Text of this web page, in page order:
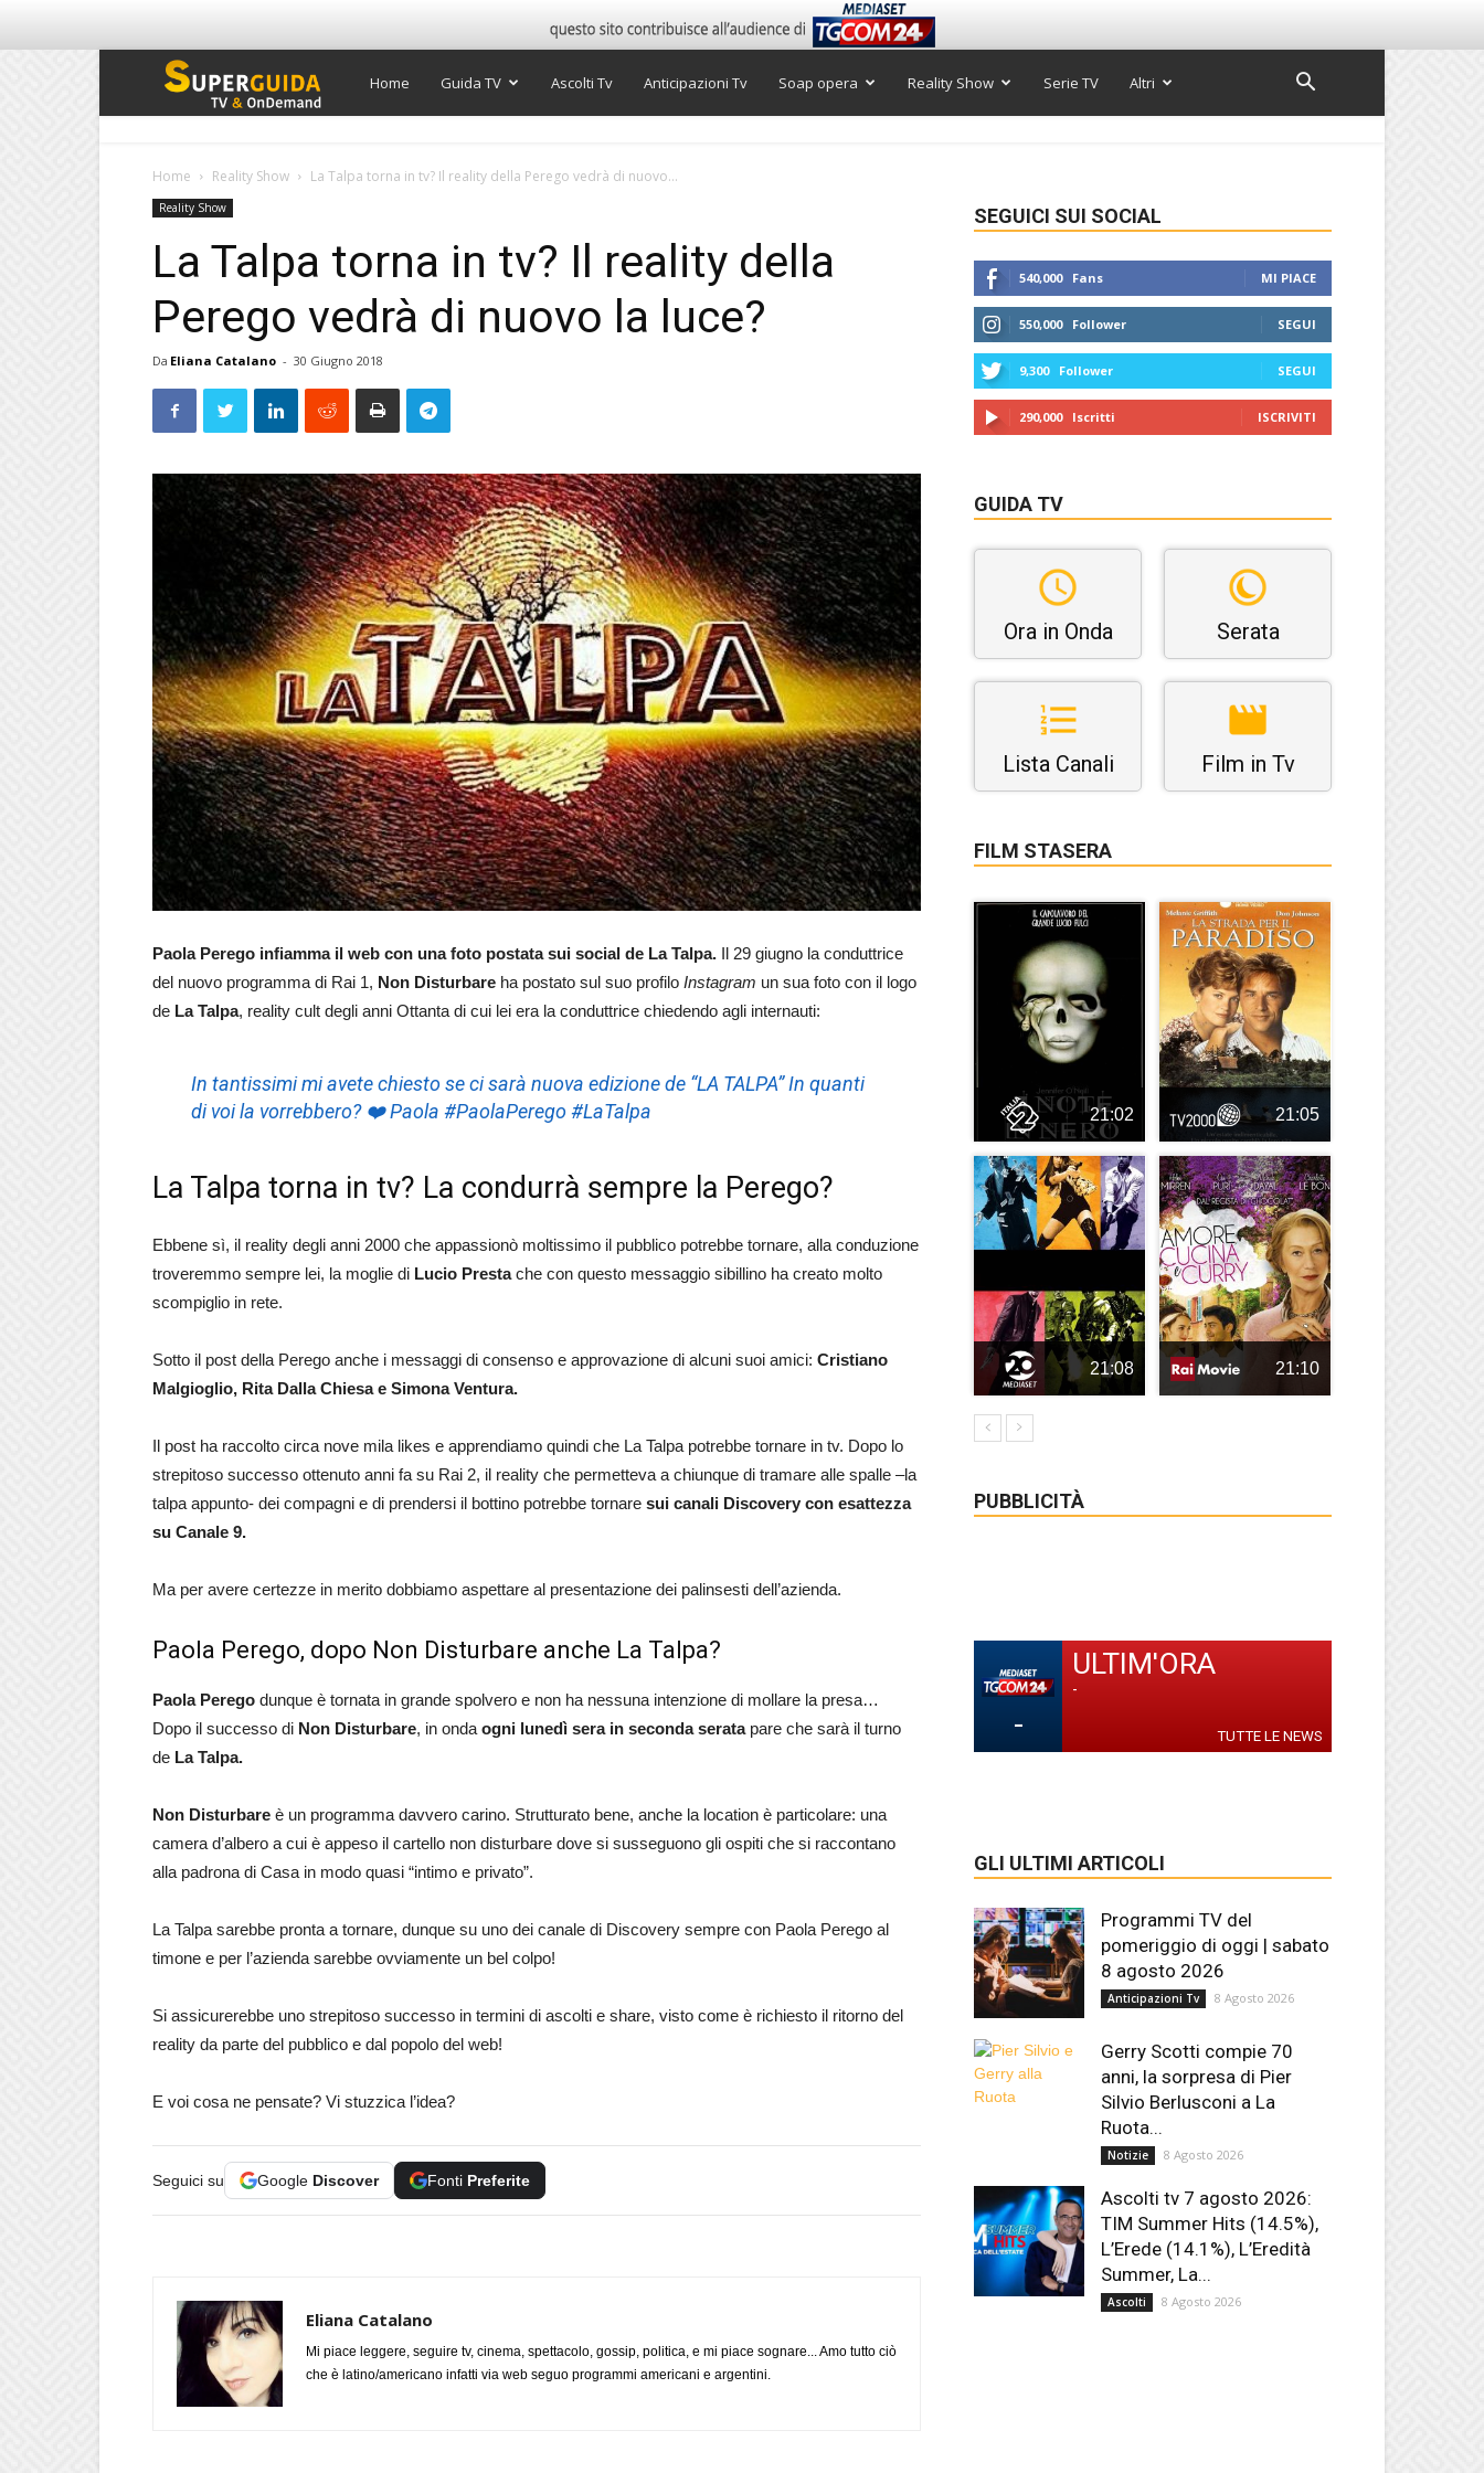
Super
Home Guida TV Ascolti Tv Anticipazioni Tv Soap opera Reality Show Serie TV Altri
Home Reality Show La Talpa torna in tv? Il reality della Perego vedrà di nuovo...
Reality Show
La Talpa torna in tv? Il reality della
Perego vedrà di nuovo la luce?
Da Eliana Catalano - 30 Giugno 2018
Paola Perego infiamma il web con una foto postata sui social de La Talpa. Il 29 giugno la conduttrice
del nuovo programma di Rai 1, Non Disturbare ha postato sul suo profilo Instagram un sua foto con il logo
de La Talpa, reality cult degli anni Ottanta di cui lei era la conduttrice chiedendo agli internauti:
In tantissimi mi avete chiesto se ci sarà nuova edizione de “LA TALPA”In quanti
di voi la vorrebbero? ❤Paola #PaolaPerego #LaTalpa
La Talpa torna in tv? La condurrà sempre la Perego?
Ebbene sì, il reality degli anni 2000 che appassionò moltissimo il pubblico potrebbe tornare, alla conduzione
troveremmo sempre lei, la moglie di Lucio Prestache con questo messaggio sibillino ha creato molto
scompiglio in rete.
Sotto il post della Perego anche i messaggi di consenso e approvazione di alcuni suoi amici: Cristiano
Malgioglio, Rita Dalla Chiesa e Simona Ventura.
Il post ha raccolto circa nove mila likes e apprendiamo quindi che La Talpa potrebbe tornare in tv. Dopo lo
strepitoso successo ottenuto anni fa su Rai 2, il reality che permetteva a chiunque di tramare alle spalle –la
talpa appunto- dei compagni e di prendersi il bottino potrebbe tornare sui canali Discovery con esattezza
su Canale 9.
Ma per avere certezze in merito dobbiamo aspettare al presentazione dei palinsesti dell’azienda.
Paola Perego, dopo Non Disturbare anche La Talpa?
Paola Perego dunque è tornata in grande spolvero e non ha nessuna intenzione di mollare la presa…
Dopo il successo di Non Disturbare, in onda ogni lunedì sera in seconda seratapare che sarà il turno
de La Talpa.
Non Disturbare è un programma davvero carino. Strutturato bene, anche la location è particolare: una
camera d’albero a cui è appeso il cartello non disturbare dove si susseguono gli ospiti che si raccontano
alla padrona di Casa in modo quasi “intimo e privato”.
La Talpa sarebbe pronta a tornare, dunque su uno dei canale di Discovery sempre con Paola Perego al
timone e per l’azienda sarebbe ovviamente un bel colpo!
Si assicurerebbe uno strepitoso successo in termini di ascolti e share, visto come è richiesto il ritorno del
reality da parte del pubblico e dal popolo del web!
E voi cosa ne pensate? Vi stuzzica l’idea?
Seguici su Google Discover Fonti Preferite
Eliana Catalano
Mi piace leggere, seguire tv, cinema, spettacolo, gossip, politica, e mi piace sognare... Amo tutto ciò
che è latino/americano infatti via web seguo programmi americani e argentini.
SEGUICI SUI SOCIAL
540,000 Fans MI PIACE
550,000 Follower SEGUI
9,300 Follower SEGUI
290,000 Iscritti ISCRIVITI
GUIDA TV
Ora in Onda Serata
Lista Canali Film in Tv
FILM STASERA
21:02 21:05
21:08 21:10
PUBBLICITÀ
-
ULTIM'ORA
-
TUTTE LE NEWS
GLI ULTIMI ARTICOLI
Programmi TV del
pomeriggio di oggi | sabato
8 agosto 2026
Anticipazioni Tv 8 Agosto 2026
Gerry Scotti compie 70
anni, la sorpresa di Pier
Silvio Berlusconi a La
Ruota...
Notizie 8 Agosto 2026
Ascolti tv 7 agosto 2026:
TIM Summer Hits (14.5%),
L’Erede (14.1%), L’Eredità
Summer, La...
Ascolti 8 Agosto 2026